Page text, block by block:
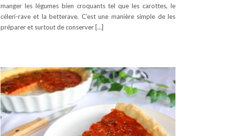
manger les légumes bien croquants tel que les carottes, le
céleri-rave et la betterave. C’est une manière simple de les
préparer et surtout de conserver […]